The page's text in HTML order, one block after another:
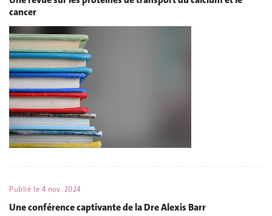
cancer
Publié le 4 nov. 2024
Une conférence captivante de la Dre Alexis Barr